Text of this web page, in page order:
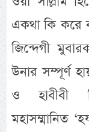
একথা কি করে
জিন্দেগী
উনার সম্পূর্ণ
ও হাবীবী
মহাসম্মানিত